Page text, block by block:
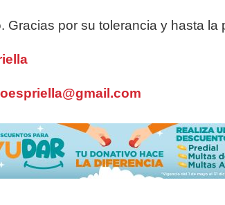
Gracias por su tolerancia y hasta la